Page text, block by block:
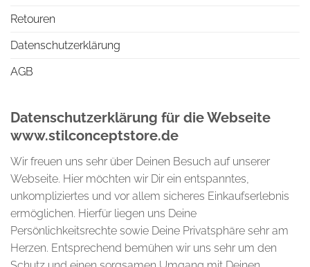
Retouren
Datenschutzerklärung
AGB
Datenschutzerklärung für die Webseite
www.stilconceptstore.de
Wir freuen uns sehr über Deinen Besuch auf unserer
Webseite. Hier möchten wir Dir ein entspanntes,
unkompliziertes und vor allem sicheres Einkaufserlebnis
ermöglichen. Hierfür liegen uns Deine
Persönlichkeitsrechte sowie Deine Privatsphäre sehr am
Herzen. Entsprechend bemühen wir uns sehr um den